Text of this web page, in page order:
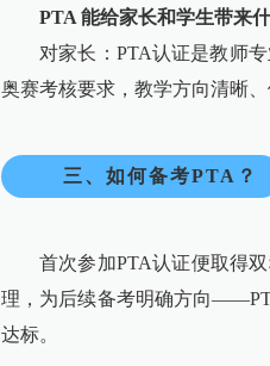
PTA 能给家长和学生带来
对家长：PTA认证是教师
奥赛考核要求，教学方向清晰
三、如何备考PTA？
首次参加PTA认证便取得
理，为后续备考明确方向
达标。